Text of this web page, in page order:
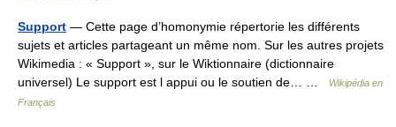
Support — Cette page d’homonymie répertorie les différents
sujets et articles partageant un même nom. Sur les autres projets
Wikimedia : « Support », sur le Wiktionnaire (dictionnaire
universel) Le support est l appui ou le soutien de… …
Wikipédia en
Français